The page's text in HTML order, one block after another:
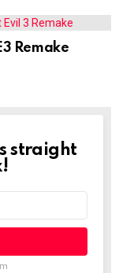
Remake
straight